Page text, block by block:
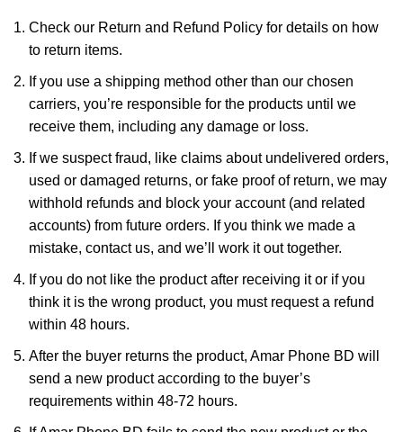
Check our Return and Refund Policy for details on how
to return items.
If you use a shipping method other than our chosen
carriers, you’re responsible for the products until we
receive them, including any damage or loss.
If we suspect fraud, like claims about undelivered orders,
used or damaged returns, or fake proof of return, we may
withhold refunds and block your account (and related
accounts) from future orders. If you think we made a
mistake, contact us, and we’ll work it out together.
If you do not like the product after receiving it or if you
think it is the wrong product, you must request a refund
within 48 hours.
After the buyer returns the product, Amar Phone BD will
send a new product according to the buyer’s
requirements within 48-72 hours.